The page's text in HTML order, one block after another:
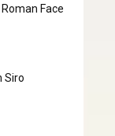
Face
Siro